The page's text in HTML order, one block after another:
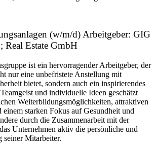
(w/m/d) Arbeitgeber: GIG
Estate GmbH
ist ein hervorragender Arbeitgeber, der
nur eine unbefristete Anstellung mit
bietet, sondern auch ein inspirierendes
und individuelle Ideen geschätzt
Weiterbildungsmöglichkeiten, attraktiven
starken Fokus auf Gesundheit und
durch die Zusammenarbeit mit der
Unternehmen aktiv die persönliche und
Mitarbeiter.